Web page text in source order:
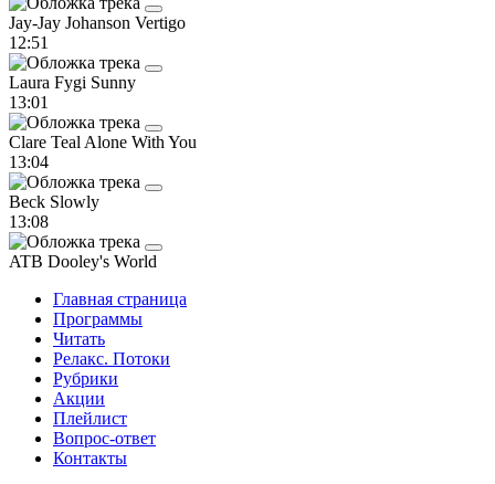
Jay-Jay Johanson Vertigo
12:51
Laura Fygi Sunny
13:01
Clare Teal Alone With You
13:04
Beck Slowly
13:08
ATB Dooley's World
Главная страница
Программы
Читать
Релакс. Потоки
Рубрики
Акции
Плейлист
Вопрос-ответ
Контакты